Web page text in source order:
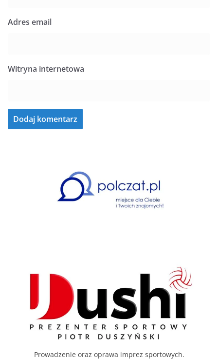
Adres email
Witryna internetowa
Prowadzenie oraz oprawa imprez sportowych.